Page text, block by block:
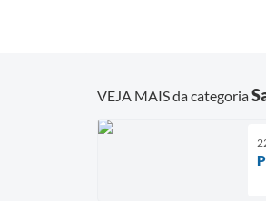
VEJA MAIS da categoria